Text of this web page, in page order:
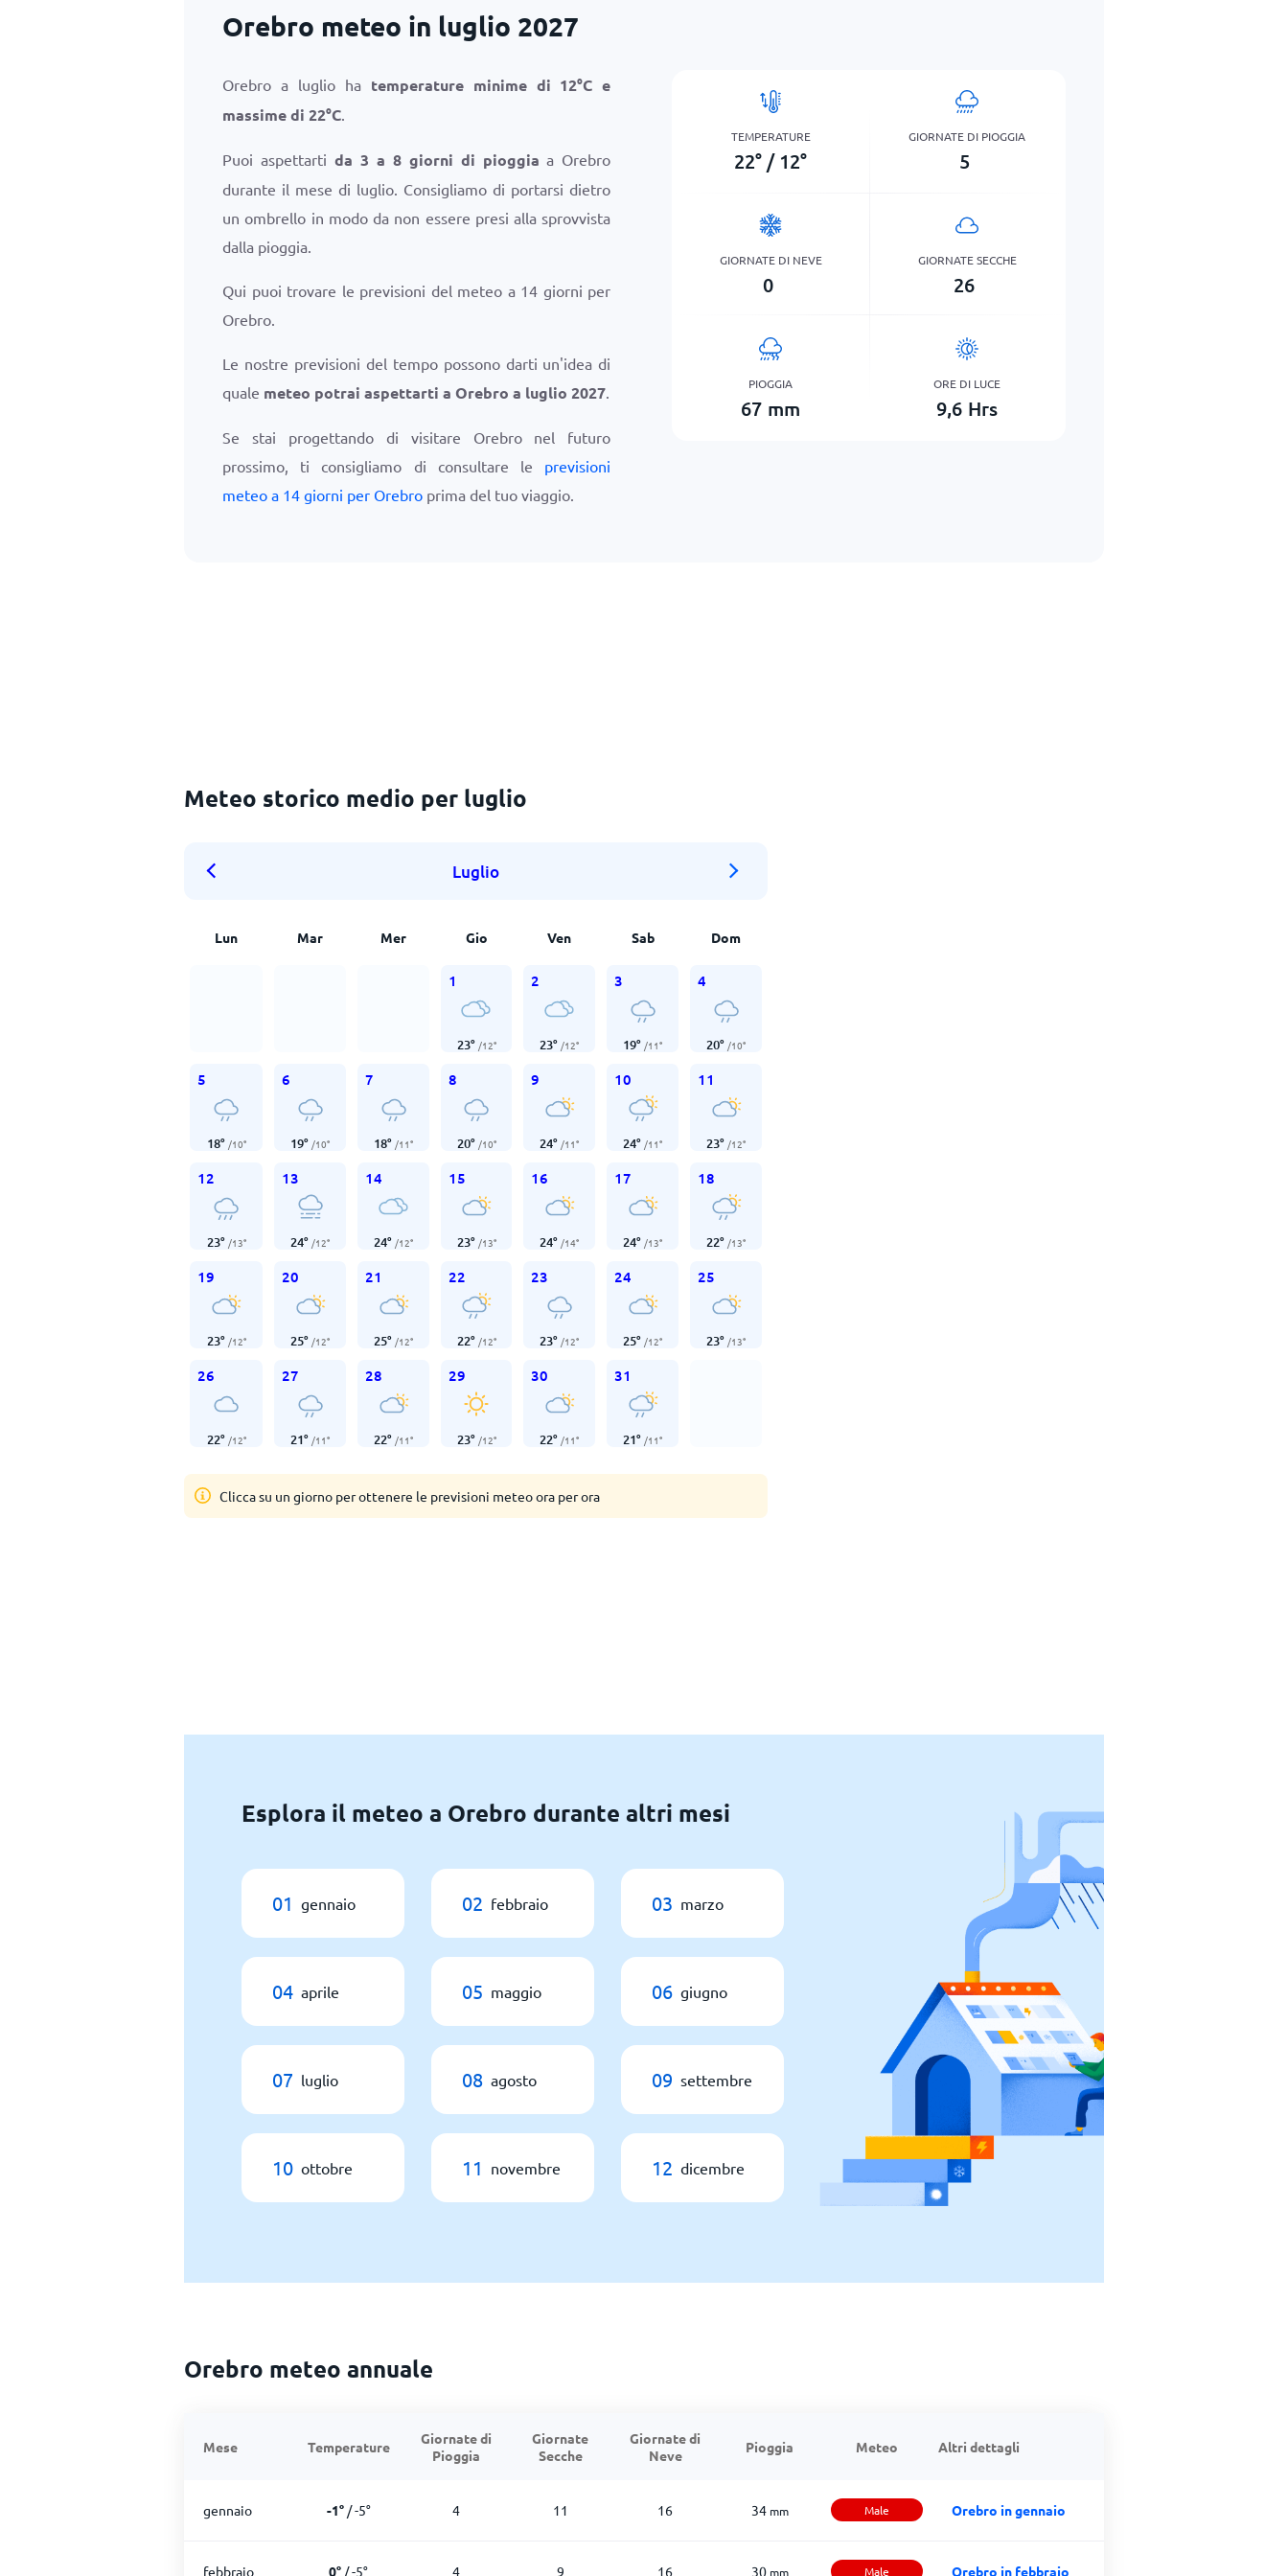
Orebro meteo in luglio 2027
Orebro a luglio ha temperature minime di 12°C e
massime di 22°C.
Puoi aspettarti da 3 a 8 giorni di pioggia a Orebro
durante il mese di luglio. Consigliamo di portarsi dietro
un ombrello in modo da non essere presi alla sprovvista
dalla pioggia.
Qui puoi trovare le previsioni del meteo a 14 giorni per
Orebro.
Le nostre previsioni del tempo possono darti un'idea di
quale meteo potrai aspettarti a Orebro a luglio 2027.
Se stai progettando di visitare Orebro nel futuro
prossimo, ti consigliamo di consultare le previsioni
meteo a 14 giorni per Orebro prima del tuo viaggio.
TEMPERATURE
22° / 12°
GIORNATE DI PIOGGIA
5
GIORNATE DI NEVE
0
GIORNATE SECCHE
26
PIOGGIA
67 mm
ORE DI LUCE
9,6 Hrs
Meteo storico medio per luglio
Luglio
Lun Mar Mer Gio Ven Sab Dom
1
23° /12°
2
23° /12°
3
19° /11°
4
20° /10°
5
18° /10°
6
19° /10°
7
18° /11°
8
20° /10°
9
24° /11°
10
24° /11°
11
23° /12°
12
23° /13°
13
24° /12°
14
24° /12°
15
23° /13°
16
24° /14°
17
24° /13°
18
22° /13°
19
23° /12°
20
25° /12°
21
25° /12°
22
22° /12°
23
23° /12°
24
25° /12°
25
23° /13°
26
22° /12°
27
21° /11°
28
22° /11°
29
23° /12°
30
22° /11°
31
21° /11°
Clicca su un giorno per ottenere le previsioni meteo ora per ora
Esplora il meteo a Orebro durante altri mesi
01 gennaio 02 febbraio 03 marzo
04 aprile 05 maggio 06 giugno
07 luglio 08 agosto 09 settembre
10 ottobre 11 novembre 12 dicembre
Orebro meteo annuale
Mese Temperature
Giornate di
Pioggia
Giornate
Secche
Giornate di
Neve
Pioggia Meteo Altri dettagli
gennaio -1°/-5° 4 11 16 34 mm Male Orebro in gennaio
febbraio 0° /-5° 4 9 16 30 mm Male Orebro in febbraio